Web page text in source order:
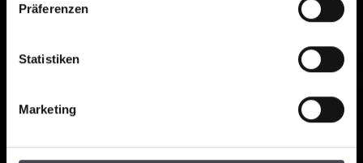
Präferenzen
Statistiken
Marketing